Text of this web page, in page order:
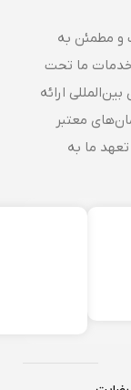
به
ما تحت
ارائه
معتبر
ما به